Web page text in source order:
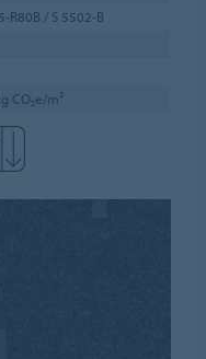
R80B / S 5502-B
CO₂e/m²